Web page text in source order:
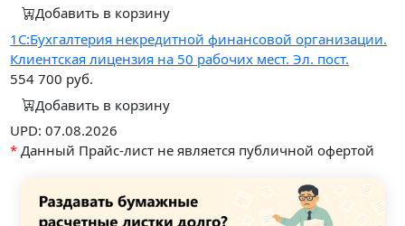
Добавить в корзину
1С:Бухгалтерия некредитной финансовой организации.
Клиентская лицензия на 50 рабочих мест. Эл. пост.
554 700 руб.
Добавить в корзину
UPD: 07.08.2026
* Данный Прайс-лист не является публичной офертой